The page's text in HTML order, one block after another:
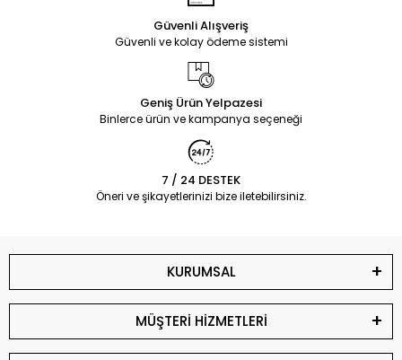
Güvenli Alışveriş
Güvenli ve kolay ödeme sistemi
Geniş Ürün Yelpazesi
Binlerce ürün ve kampanya seçeneği
7 / 24 DESTEK
Öneri ve şikayetlerinizi bize iletebilirsiniz.
KURUMSAL
MÜŞTERİ HİZMETLERİ